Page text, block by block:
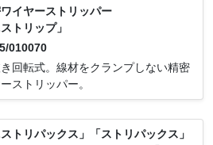
45-2138-1/45-2139-1/LB-920/45-
45-2125-1/45-2114-1/45-2799-1/LB
2112-1/45-2131-1/LB-913/LB-917/
イヤーストリッパー
ストリップ」
010070
回転式。線材をクランプしない精密
ストリッパー。
ストリパックス」「ストリパックス」